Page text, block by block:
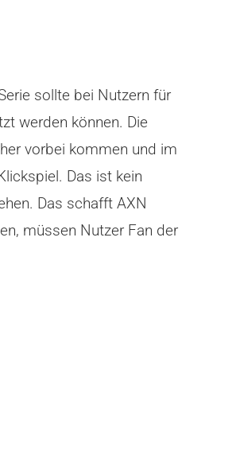
sollte bei Nutzern für
werden können. Die
vorbei kommen und im
Das ist kein
Das schafft AXN
müssen Nutzer Fan der